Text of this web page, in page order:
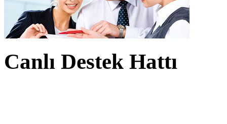
Canlı Destek Hattı